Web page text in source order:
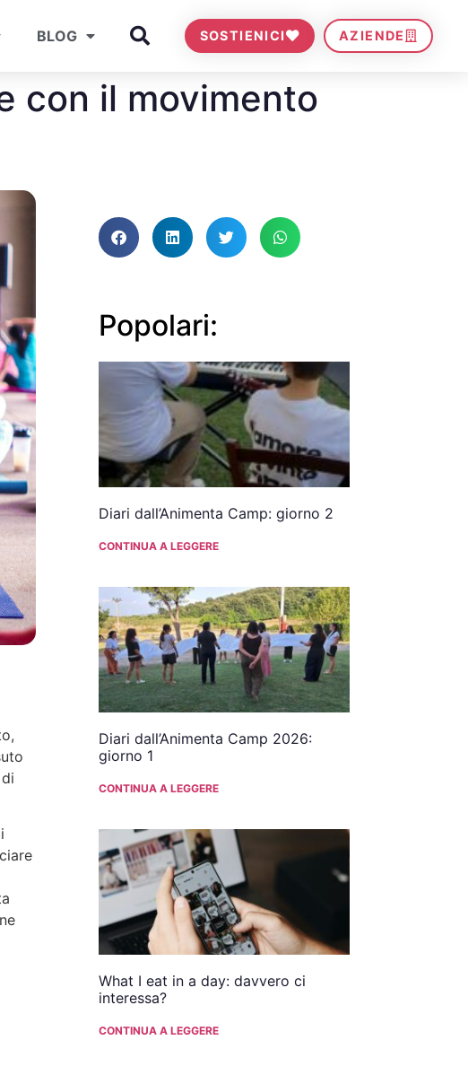
BLOG SOSTIENICI AZIENDE
con il movimento
Popolari:
Diari dall’Animenta Camp: giorno 2
CONTINUA A LEGGERE
Diari dall’Animenta Camp 2026:
giorno 1
CONTINUA A LEGGERE
What I eat in a day: davvero ci
interessa?
CONTINUA A LEGGERE